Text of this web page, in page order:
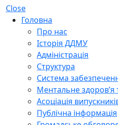
Close
Головна
Про нас
Історія ДДМУ
Адміністрація
Структура
Система
Ментальне здоров’я
Асоціація
Публічна інформація